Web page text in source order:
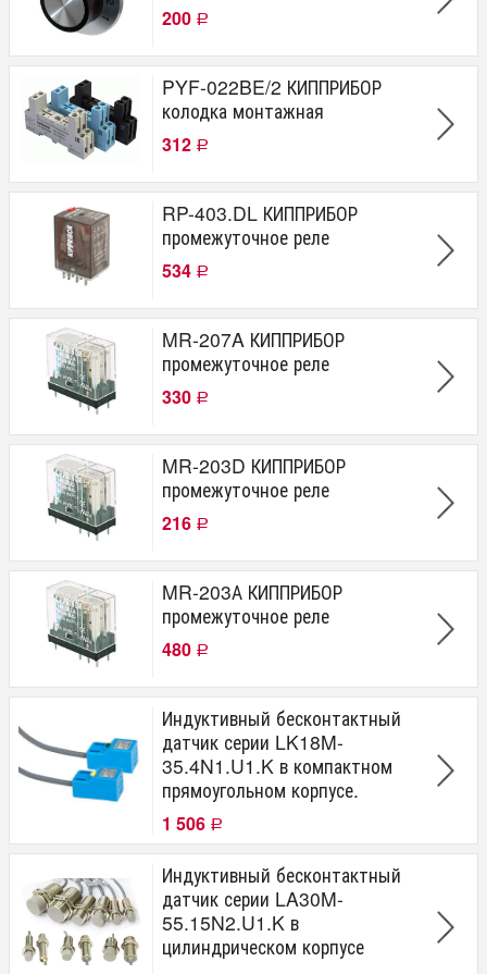
200 Р
PYF-022BE/2 КИППРИБОР
колодка монтажная
312 Р
RP-403.DL КИППРИБОР
промежуточное реле
534 Р
MR-207A КИППРИБОР
промежуточное реле
330 Р
MR-203D КИППРИБОР
промежуточное реле
216 Р
MR-203А КИППРИБОР
промежуточное реле
480 Р
Индуктивный бесконтактный
датчик серии LK18M-
35.4N1.U1.K в компактном
прямоугольном корпусе.
1 506 Р
Индуктивный бесконтактный
датчик серии LA30M-
55.15N2.U1.K в
цилиндрическом корпусе